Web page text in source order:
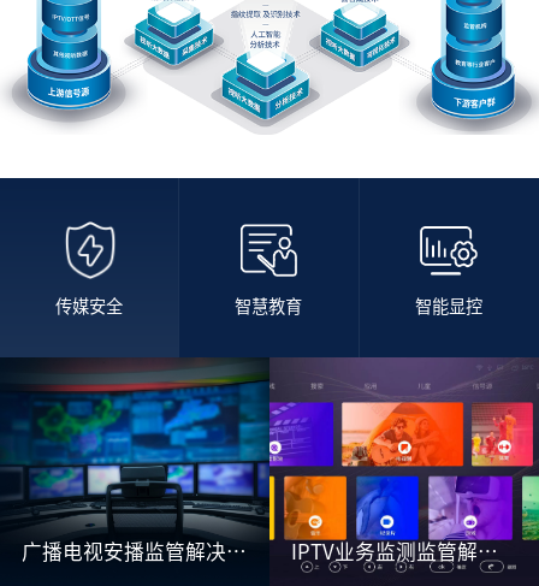
传媒安全 智慧教育 智能显控
广播电视安播监管解决方案 IPTV业务监测监管解决方案